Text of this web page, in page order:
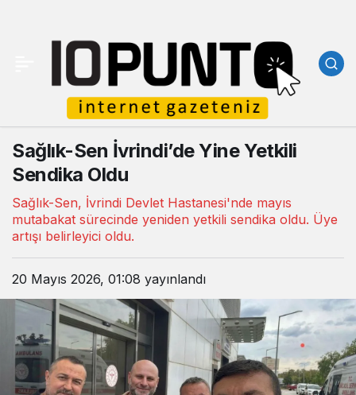
Sağlık-Sen İvrindi’de Yine Yetkili
Sendika Oldu
Sağlık-Sen, İvrindi Devlet Hastanesi'nde mayıs
mutabakat sürecinde yeniden yetkili sendika oldu. Üye
artışı belirleyici oldu.
20 Mayıs 2026, 01:08 yayınlandı